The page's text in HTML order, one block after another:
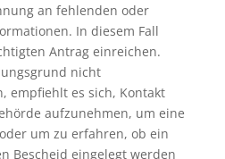
an fehlenden oder
In diesem Fall
Antrag einreichen.
nicht
empfiehlt es sich, Kontakt
aufzunehmen, um eine
um zu erfahren, ob ein
Bescheid eingelegt werden